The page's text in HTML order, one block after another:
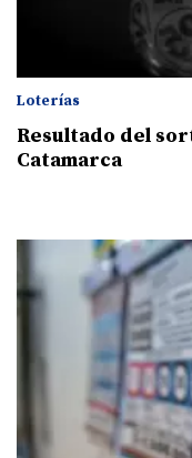
Loterías
Resultado del
Catamarca